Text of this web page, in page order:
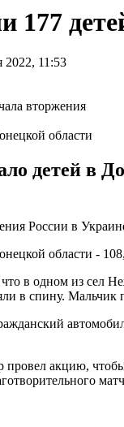
177
2022, 11:53
области
детей в
России в
области -
в одном из сел
в спину.
акцию, чтобы